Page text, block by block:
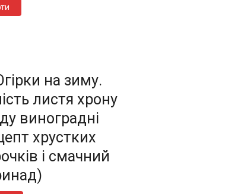
на зиму.
листя хрону
виноградні
хрустких
і смачний